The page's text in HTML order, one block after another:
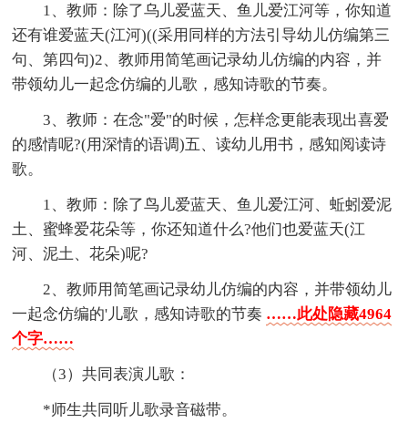
1、教师：除了乌儿爱蓝天、鱼儿爱江河等，你知道
还有谁爱蓝天(江河)((采用同样的方法引导幼儿仿编第三
句、第四句)2、教师用简笔画记录幼儿仿编的内容，并
带领幼儿一起念仿编的儿歌，感知诗歌的节奏。
3、教师：在念"爱"的时候，怎样念更能表现出喜爱
的感情呢?(用深情的语调)五、读幼儿用书，感知阅读诗
歌。
1、教师：除了鸟儿爱蓝天、鱼儿爱江河、蚯蚓爱泥
土、蜜蜂爱花朵等，你还知道什么?他们也爱蓝天(江
河、泥土、花朵)呢?
2、教师用简笔画记录幼儿仿编的内容，并带领幼儿
一起念仿编的'儿歌，感知诗歌的节奏 ……此处隐藏4964
个字……
（3）共同表演儿歌：
*师生共同听儿歌录音磁带。